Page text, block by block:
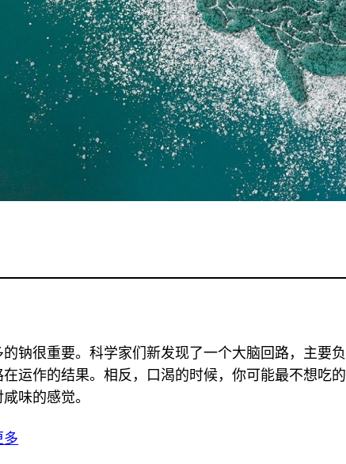
钠很重要。科学家们新发现了一个大脑回路，主要
运作的结果。相反，口渴的时候，你可能最不想吃
味的感觉。
多